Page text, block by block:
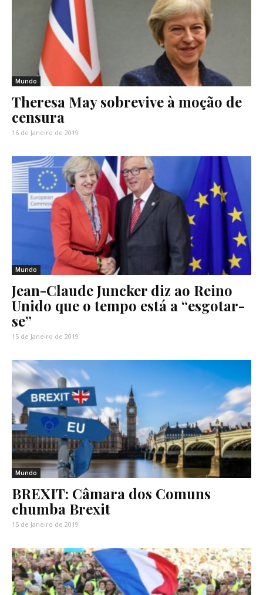
Mundo
Theresa May sobrevive à moção de
censura
16 de Janeiro de 2019
Mundo
Jean-Claude Juncker diz ao Reino
Unido que o tempo está a “esgotar-
se”
15 de Janeiro de 2019
Mundo
BREXIT: Câmara dos Comuns
chumba Brexit
15 de Janeiro de 2019